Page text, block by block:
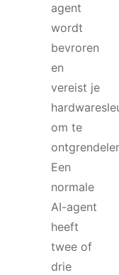
agent
wordt
bevroren
en
vereist je
om te
Een
normale
AI-agent
heeft
twee of
drie